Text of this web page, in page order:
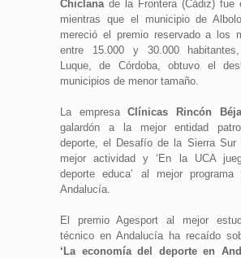
Chiclana de la Frontera (Cádiz) fue
mientras que el municipio de
mereció el premio reservado a los
entre 15.000 y 30.000
Luque, de Córdoba, obtuvo el
municipios de menor tamaño.
La empresaClínicas Rincón
galardón a la mejor entidad
deporte, el Desafío de la Sierra
mejor actividad y ‘En la UCA
deporte educa’ al mejor programa
Andalucía.
El premio Agesport al mejor
técnico en Andalucía ha recaído
‘La economía del deporte en